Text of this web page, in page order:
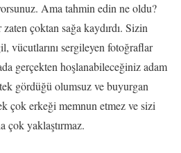
Ama tahmin edin ne oldu?
çoktan sağa kaydırdı. Sizin
vücutlarını sergileyen fotoğraflar
gerçekten hoşlanabileceğiniz adam
gördüğü olumsuz ve buyurgan
çok erkeği memnun etmez ve sizi
çok yaklaştırmaz.